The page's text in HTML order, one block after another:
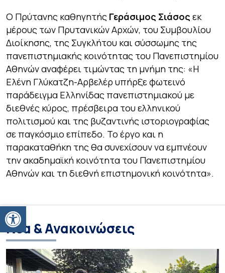
Ανοίξτε τη γραμμή εργαλείων
Ο Πρύτανης καθηγητής Γεράσιμος Σιάσος εκ
μέρους των Πρυτανικών Αρχών, του Συμβουλίου
Διοίκησης, της Συγκλήτου και σύσσωμης της
πανεπιστημιακής κοινότητας του Πανεπιστημίου
Αθηνών αναφέρει τιμώντας τη μνήμη της: «Η
Ελένη Γλύκατζη-Αρβελέρ υπήρξε φωτεινό
παράδειγμα Ελληνίδας πανεπιστημιακού με
διεθνές κύρος, πρέσβειρα του ελληνικού
πολιτισμού και της βυζαντινής ιστοριογραφίας
σε παγκόσμιο επίπεδο. Το έργο και η
παρακαταθήκη της θα συνεχίσουν να εμπνέουν
την ακαδημαϊκή κοινότητα του Πανεπιστημίου
Αθηνών και τη διεθνή επιστημονική κοινότητα».
Νέα & Ανακοινώσεις